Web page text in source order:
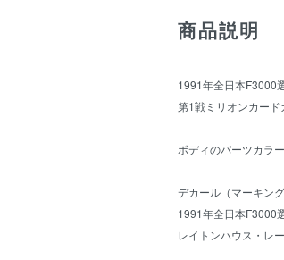
商品説明
1991年全日本F3000
第1戦ミリオンカード
ボディのパーツカラ
デカール（マーキング
1991年全日本F3000
レイトンハウス・レ